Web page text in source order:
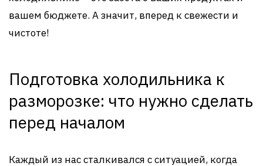
вашем бюджете. А значит, вперед к свежести и
чистоте!
Подготовка холодильника к
разморозке: что нужно сделать
перед началом
Каждый из нас сталкивался с ситуацией, когда